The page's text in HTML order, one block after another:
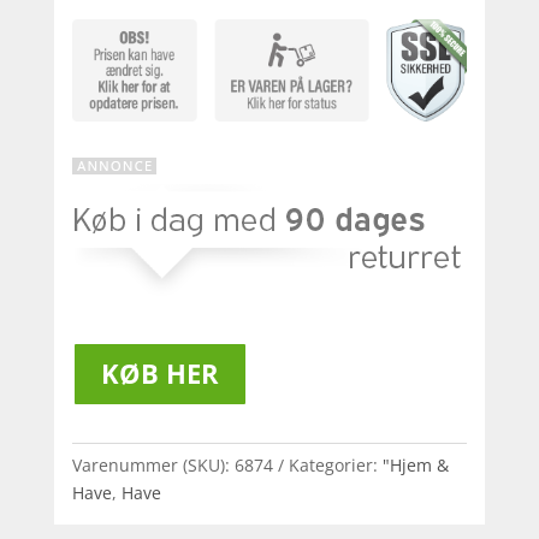
KØB HER
Varenummer (SKU): 6874 Kategorier: "Hjem &
Have, Have